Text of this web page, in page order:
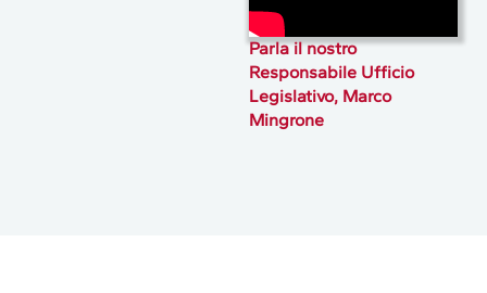
Parla il nostro
Responsabile Ufficio
Legislativo, Marco
Mingrone